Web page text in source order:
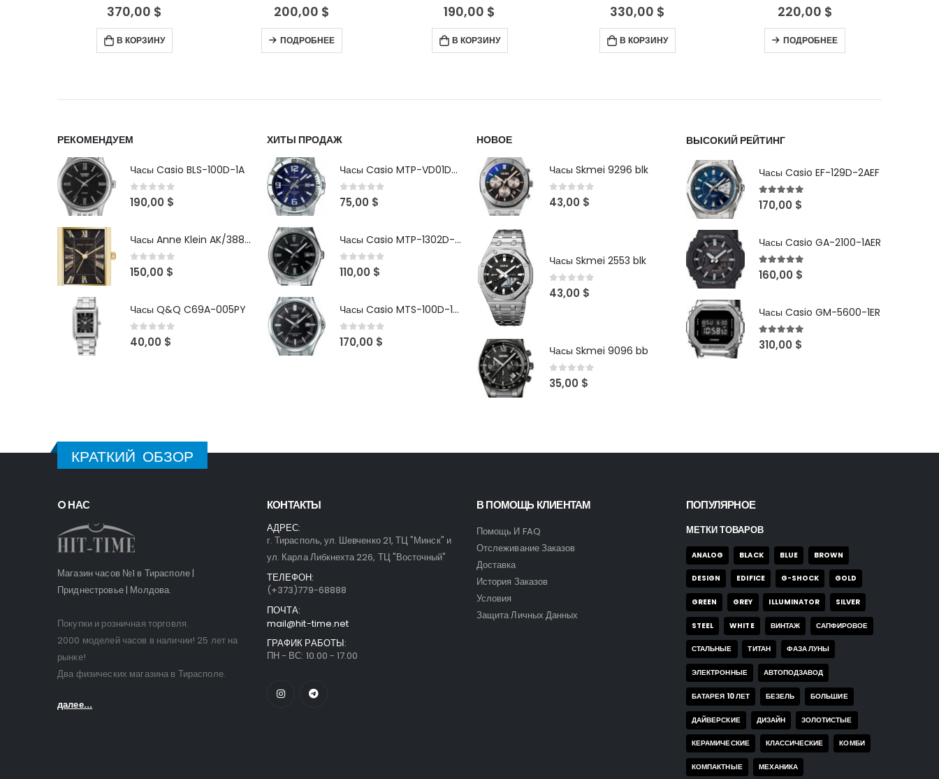
0out of 5
370,00 $
В КОРЗИНУ
0out of 5
200,00 $
ПОДРОБНЕЕ
0out of 5
190,00 $
В КОРЗИНУ
0out of 5
330,00 $
В КОРЗИНУ
0out of 5
220,00 $
ПОДРОБНЕЕ
РЕКОМЕНДУЕМ
Часы Casio BLS-100D-1A
0out of 5
190,00 $
Часы Anne Klein AK/3882BKGB
0out of 5
150,00 $
Часы Q&Q C69A-005PY
0 out of 5
40,00 $
ХИТЫ ПРОДАЖ
Часы Casio MTP-VD01D-2B
0out of 5
75,00 $
Часы Casio MTP-1302D-1A1VDF
0out of 5
110,00 $
Часы Casio MTS-100D-1AV
0out of 5
170,00 $
НОВОЕ
Часы Skmei 9296 blk
0 out of 5
43,00 $
Часы Skmei 2553 blk
0 out of 5
43,00 $
Часы Skmei 9096 bb
0out of 5
35,00 $
ВЫСОКИЙ РЕЙТИНГ
Часы Casio EF-129D-2AEF
5out of 5
170,00 $
Часы Casio GA-2100-1AER
5out of 5
160,00 $
Часы Casio GM-5600-1ER
5out of 5
310,00 $
КРАТКИЙ ОБЗОР
O НАС
Магазин часов №1 в Тирасполе |
Приднестровье | Молдова.
Покупки и розничная торговля.
2000 моделей часов в наличии! 25 лет на
рынке!
Два физических магазина в Тирасполе.
далее...
КОНТАКТЫ
АДРЕС:
г. Тирасполь, ул. Шевченко 21, ТЦ "Минск" и
ул. Карла Либкнехта 226, ТЦ "Восточный"
ТЕЛЕФОН:
(+373)779-68888
ПОЧТА:
mail@hit-time.net
ГРАФИК РАБОТЫ:
ПН - ВС: 10.00 - 17.00
В ПОМОЩЬ КЛИЕНТАМ
Помощь И FAQ
Отслеживание Заказов
Доставка
История Заказов
Условия
Защита Личных Данных
ПОПУЛЯРНОЕ
МЕТКИ ТОВАРОВ
ANALOG BLACK BLUE BROWN
DESIGN EDIFICE G-SHOCK GOLD
GREEN GREY ILLUMINATOR SILVER
STEEL WHITE ВИНТАЖ САПФИРОВОЕ
СТАЛЬНЫЕ ТИТАН ФАЗА ЛУНЫ
ЭЛЕКТРОННЫЕ АВТОПОДЗАВОД
БАТАРЕЯ 10 ЛЕТ БЕЗЕЛЬ БОЛЬШИЕ
ДАЙВЕРСКИЕ ДИЗАЙН ЗОЛОТИСТЫЕ
КЕРАМИЧЕСКИЕ КЛАССИЧЕСКИЕ КОМБИ
КОМПАКТНЫЕ МЕХАНИКА